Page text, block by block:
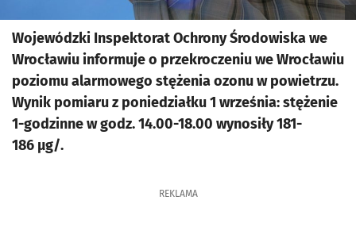
Wojewódzki Inspektorat Ochrony Środowiska we
Wrocławiu informuje o przekroczeniu we Wrocławiu
poziomu alarmowego stężenia ozonu w powietrzu.
Wynik pomiaru z poniedziałku 1 września: stężenie
1-godzinne w godz. 14.00-18.00 wynosiły 181-
186 µg/.
REKLAMA